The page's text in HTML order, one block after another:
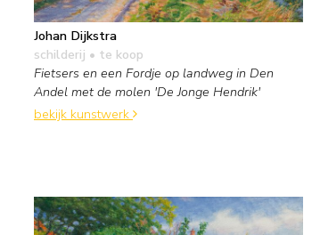
Johan Dijkstra
schilderij • te koop
Fietsers en een Fordje op landweg in Den
Andel met de molen 'De Jonge Hendrik'
bekijk kunstwerk